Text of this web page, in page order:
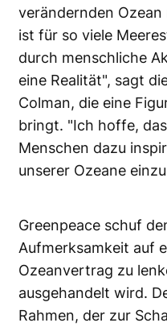
verändernden Ozean
ist für so viele
durch menschliche
eine Realität", sagt
Colman, die eine
bringt. "Ich hoffe,
Menschen dazu
unserer Ozeane
Greenpeace schuf
Aufmerksamkeit auf
Ozeanvertrag zu
ausgehandelt wird.
Rahmen, der zur